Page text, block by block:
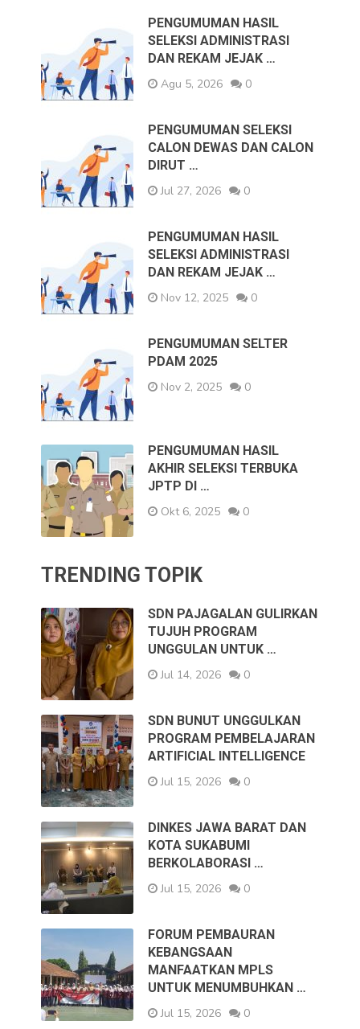
PENGUMUMAN HASIL
SELEKSI ADMINISTRASI
DAN REKAM JEJAK …
Agu 5, 2026
0
PENGUMUMAN SELEKSI
CALON DEWAS DAN CALON
DIRUT …
Jul 27, 2026
0
PENGUMUMAN HASIL
SELEKSI ADMINISTRASI
DAN REKAM JEJAK …
Nov 12, 2025
0
PENGUMUMAN SELTER
PDAM 2025
Nov 2, 2025
0
PENGUMUMAN HASIL
AKHIR SELEKSI TERBUKA
JPTP DI …
Okt 6, 2025
0
TRENDING TOPIK
SDN PAJAGALAN GULIRKAN
TUJUH PROGRAM
UNGGULAN UNTUK …
Jul 14, 2026
0
SDN BUNUT UNGGULKAN
PROGRAM PEMBELAJARAN
ARTIFICIAL INTELLIGENCE
Jul 15, 2026
0
DINKES JAWA BARAT DAN
KOTA SUKABUMI
BERKOLABORASI …
Jul 15, 2026
0
FORUM PEMBAURAN
KEBANGSAAN
MANFAATKAN MPLS
UNTUK MENUMBUHKAN …
Jul 15, 2026
0